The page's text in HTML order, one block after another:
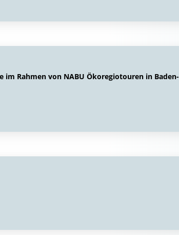
Rahmen von NABU Ökoregiotouren in Baden-